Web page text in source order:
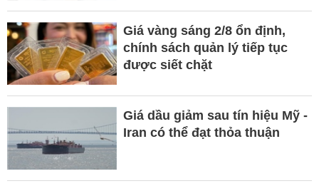
Giá vàng sáng 2/8 ổn định,
chính sách quản lý tiếp tục
được siết chặt
Giá dầu giảm sau tín hiệu Mỹ -
Iran có thể đạt thỏa thuận